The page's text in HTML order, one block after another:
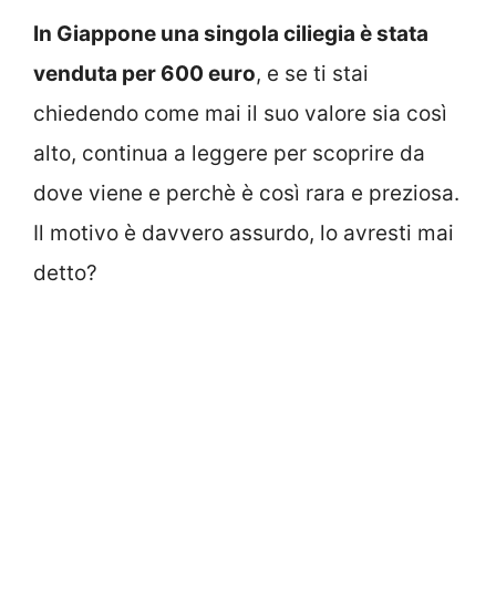
In Giappone una singola ciliegia è stata
venduta per 600 euro, e se ti stai
chiedendo come mai il suo valore sia così
alto, continua a leggere per scoprire da
dove viene e perchè è così rara e preziosa.
Il motivo è davvero assurdo, lo avresti mai
detto?